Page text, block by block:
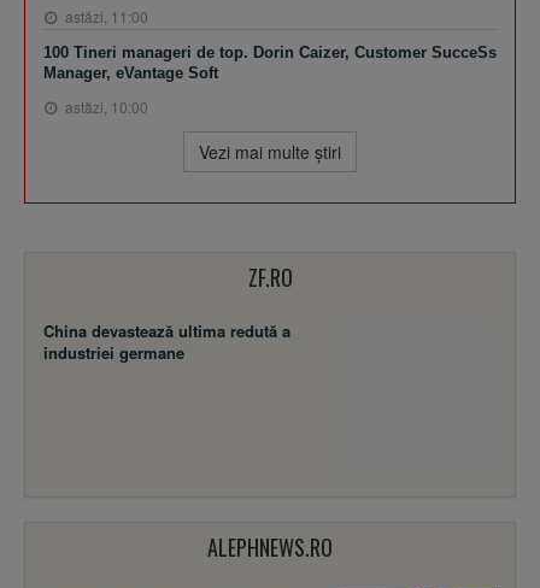
astăzi, 11:00
100 Tineri manageri de top. Dorin Caizer, Customer SucceSs
Manager, eVantage Soft
astăzi, 10:00
Vezi mai multe ştiri
ZF.RO
China devastează ultima redută a
industriei germane
ALEPHNEWS.RO